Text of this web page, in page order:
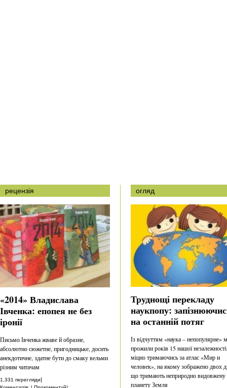
рецензія
«2014» Владислава
Івченка: епопея не без
іронії
Письмо Івченка жваве й образне,
абсолютно сюжетне, пригодницьке, досить
анекдотичне, здатне бути до смаку вельми
різним читачам
1,331 перегляди|
огляд
Труднощі перекладу
наукпопу:
на останній потяг
Із відчуттям «наука – непопулярне»
прожили років 15 нашої
міцно тримаючись за атлас «Мир и
человек», на якому зображено двох
що тримають неприродно видовжену
планету Земля